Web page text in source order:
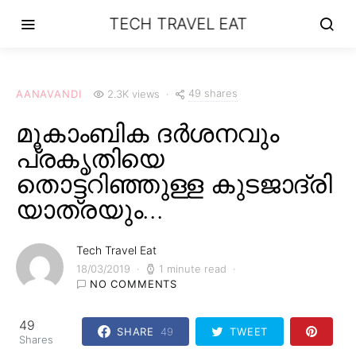
TECH TRAVEL EAT
AANAVANDI 2.3K views 49 shares
മൂകാംബിക ദർശനവും
പ്രകൃതിയെ
തൊട്ടറിഞ്ഞുള്ള കുടജാദ്രി
യാത്രയും…
Tech Travel Eat
18/03/2019
1 minute read
NO COMMENTS
49
Shares
SHARE 49 TWEET